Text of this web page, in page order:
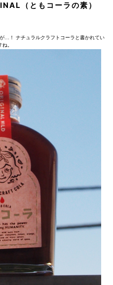
（ともコーラの素）
…！ ナチュラルクラフトコーラと書かれてい
ね。